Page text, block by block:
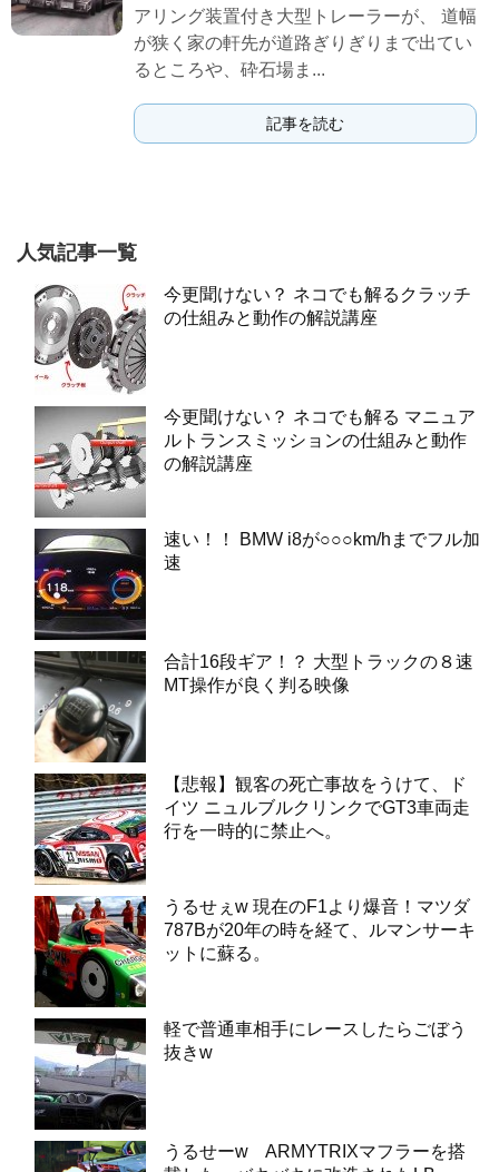
アリング装置付き大型トレーラーが、 道幅
が狭く家の軒先が道路ぎりぎりまで­出てい
るところや、砕石場ま...
記事を読む
人気記事一覧
今更聞けない？ ネコでも解るクラッチ
の仕組みと動作の解説講座
今更聞けない？ ネコでも解る マニュア
ルトランスミッションの仕組みと動作
の解説講座
速い！！ BMW i8が○○○km/hまでフル加
速
合計16段ギア！？ 大型トラックの８速
MT操作が良く判る映像
【悲報】観客の死亡事故をうけて、ド
イツ ニュルブルクリンクでGT3車両走
行を一時的に禁止へ。
うるせぇw 現在のF1より爆音！マツダ
787Bが20年の時を経て、ルマンサーキ
ットに蘇る。
軽で普通車相手にレースしたらごぼう
抜きw
うるせーw ARMYTRIXマフラーを搭